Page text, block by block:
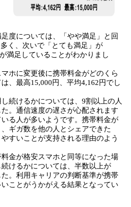
度については、「やや満足」と回
く、次いで「とても満足」が
満足していることがわかりまし
ホに変更後に携帯料金がどのくら
、最高15,000円、平均4,162円でし
続けるかについては、9割以上の人
。通信速度の遅さが心配されます
る人が多いようです。携帯料金が
ギガ数を他の人とシェアできた
すいことが支持される理由のよう
金が格安スマホと同等になった場
けるかについては、半数以上が
た。利用キャリアの判断基準が携帯
ことがうかがえる結果となってい